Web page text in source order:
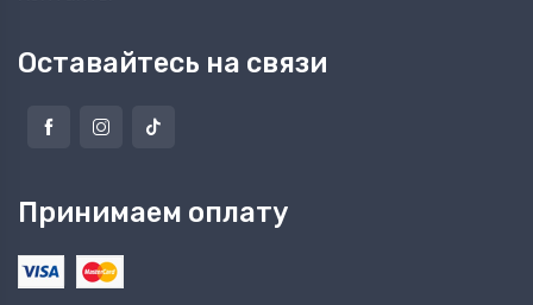
Оставайтесь на связи
Принимаем оплату